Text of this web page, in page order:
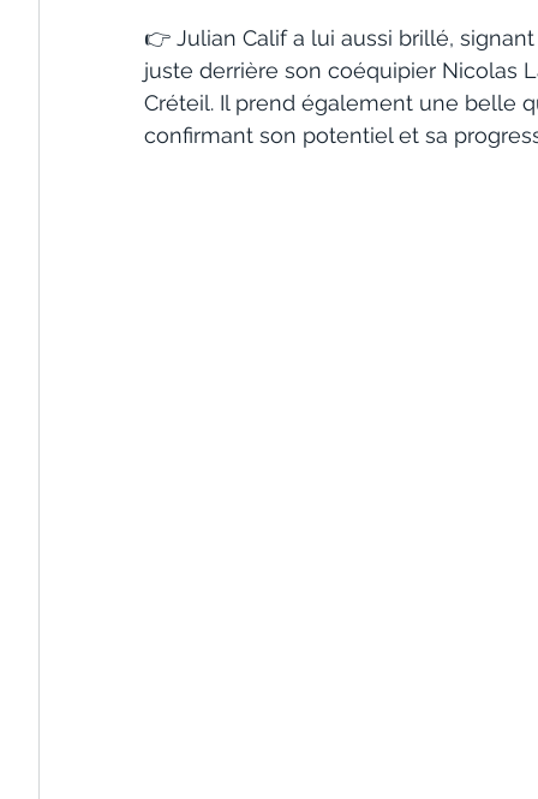
👉 Julian Calif a lui aussi brillé,
juste derrière son coéquipier Nicolas
Créteil. Il prend également une belle
confirmant son potentiel et sa